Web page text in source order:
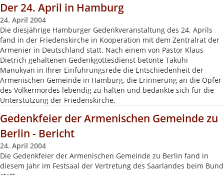
Der 24. April in Hamburg
24. April 2004
Die diesjährige Hamburger Gedenkveranstaltung des 24. Aprils
fand in der Friedenskirche in Kooperation mit dem Zentralrat der
Armenier in Deutschland statt. Nach einem von Pastor Klaus
Dietrich gehaltenen Gedenkgottesdienst betonte Takuhi
Manukyan in Ihrer Einführungsrede die Entschiedenheit der
Armenischen Gemeinde in Hamburg, die Erinnerung an die Opfer
des Völkermordes lebendig zu halten und bedankte sich für die
Unterstützung der Friedenskirche.
Gedenkfeier der Armenischen Gemeinde zu
Berlin - Bericht
24. April 2004
Die Gedenkfeier der Armenischen Gemeinde zu Berlin fand in
diesem Jahr im Festsaal der Vertretung des Saarlandes beim Bund